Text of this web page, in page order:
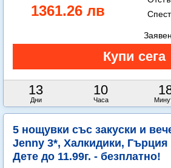
1361.26 лв
13
Дни
10
Часа
5 нощувки със закуски и
Jenny 3*, Халкидики, Гърция
Дете до 11.99г. - безплатно!